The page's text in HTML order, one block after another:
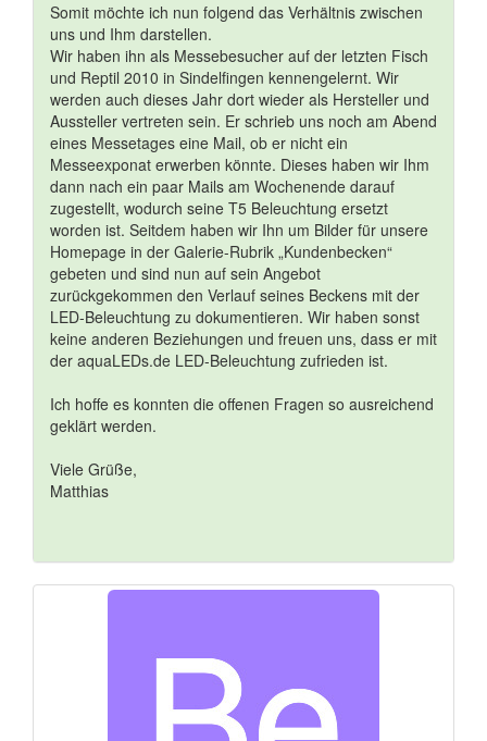
Somit möchte ich nun folgend das Verhältnis zwischen
uns und Ihm darstellen.
Wir haben ihn als Messebesucher auf der letzten Fisch
und Reptil 2010 in Sindelfingen kennengelernt. Wir
werden auch dieses Jahr dort wieder als Hersteller und
Aussteller vertreten sein. Er schrieb uns noch am Abend
eines Messetages eine Mail, ob er nicht ein
Messeexponat erwerben könnte. Dieses haben wir Ihm
dann nach ein paar Mails am Wochenende darauf
zugestellt, wodurch seine T5 Beleuchtung ersetzt
worden ist. Seitdem haben wir Ihn um Bilder für unsere
Homepage in der Galerie-Rubrik „Kundenbecken“
gebeten und sind nun auf sein Angebot
zurückgekommen den Verlauf seines Beckens mit der
LED-Beleuchtung zu dokumentieren. Wir haben sonst
keine anderen Beziehungen und freuen uns, dass er mit
der aquaLEDs.de LED-Beleuchtung zufrieden ist.
Ich hoffe es konnten die offenen Fragen so ausreichend
geklärt werden.
Viele Grüße,
Matthias